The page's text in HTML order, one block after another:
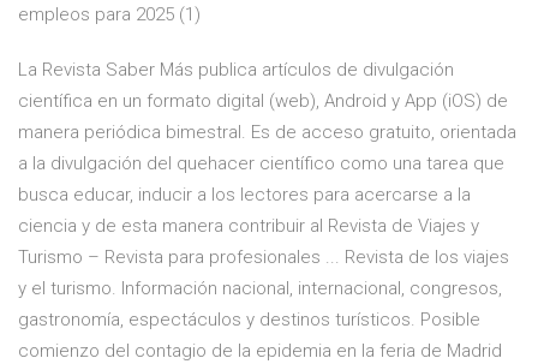
empleos para 2025 (1)
La Revista Saber Más publica artículos de divulgación
científica en un formato digital (web), Android y App (iOS) de
manera periódica bimestral. Es de acceso gratuito, orientada
a la divulgación del quehacer científico como una tarea que
busca educar, inducir a los lectores para acercarse a la
ciencia y de esta manera contribuir al Revista de Viajes y
Turismo – Revista para profesionales ... Revista de los viajes
y el turismo. Información nacional, internacional, congresos,
gastronomía, espectáculos y destinos turísticos. Posible
comienzo del contagio de la epidemia en la feria de Madrid